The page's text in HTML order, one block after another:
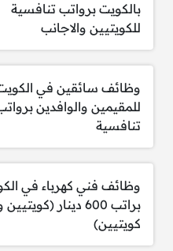
بالكويت برواتب تنافسية
للكويتيين والاجانب
وظائف سائقين في
للمقيمين والوافدين
تنافسية
وظائف فني كهرباء في
براتب 600 دينار
كويتيين)